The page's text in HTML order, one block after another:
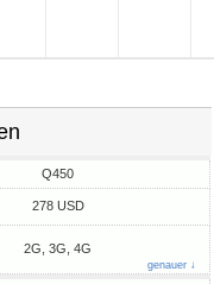
Q450
278 USD
2G, 3G, 4G
genauer ↓